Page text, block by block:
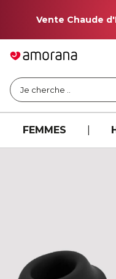
Vente Chaude
Je cherche ..
FEMMES